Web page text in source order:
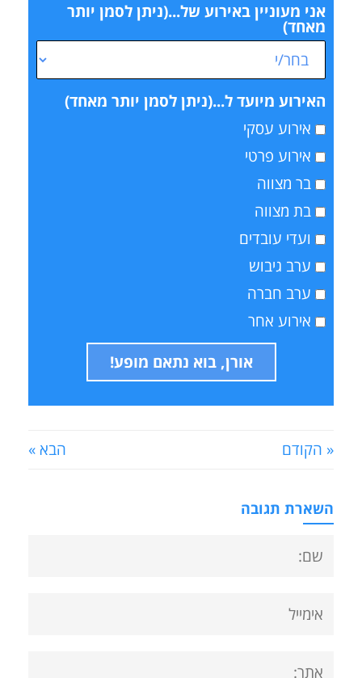
אני מעוניין באירוע של...(ניתן לסמן יותר
מאחד)
האירוע מיועד ל...(ניתן לסמן יותר מאחד)
אירוע עסקי
אירוע פרטי
בר מצווה
בת מצווה
ועדי עובדים
ערב גיבוש
ערב חברה
אירוע אחר
אורן, בוא נתאם מופע!
« הקודם הבא »
השארת תגובה